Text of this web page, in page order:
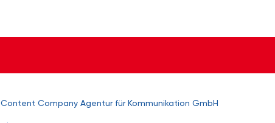
Content Company Agentur für Kommunikation GmbH